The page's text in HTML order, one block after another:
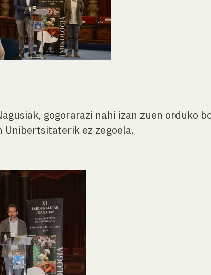
gogorarazi nahi izan zuen orduko
ez zegoela.